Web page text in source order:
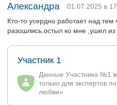
Александра
01.07.2025 в
Кто-то усердно работает над
разошлись.остыл ко мне ,ушел из
Участник 1
Данные Участника №1
только для экспертов
любви»